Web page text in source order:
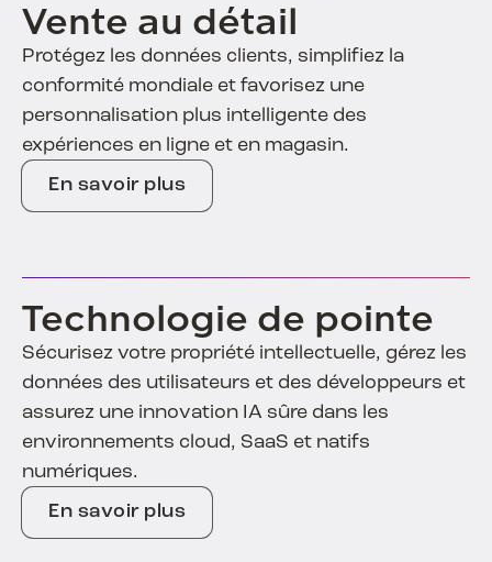
Vente au détail
Protégez les données clients, simplifiez la
conformité mondiale et favorisez une
personnalisation plus intelligente des
expériences en ligne et en magasin.
En savoir plus
Technologie de pointe
Sécurisez votre propriété intellectuelle, gérez les
données des utilisateurs et des développeurs et
assurez une innovation IA sûre dans les
environnements cloud, SaaS et natifs
numériques.
En savoir plus